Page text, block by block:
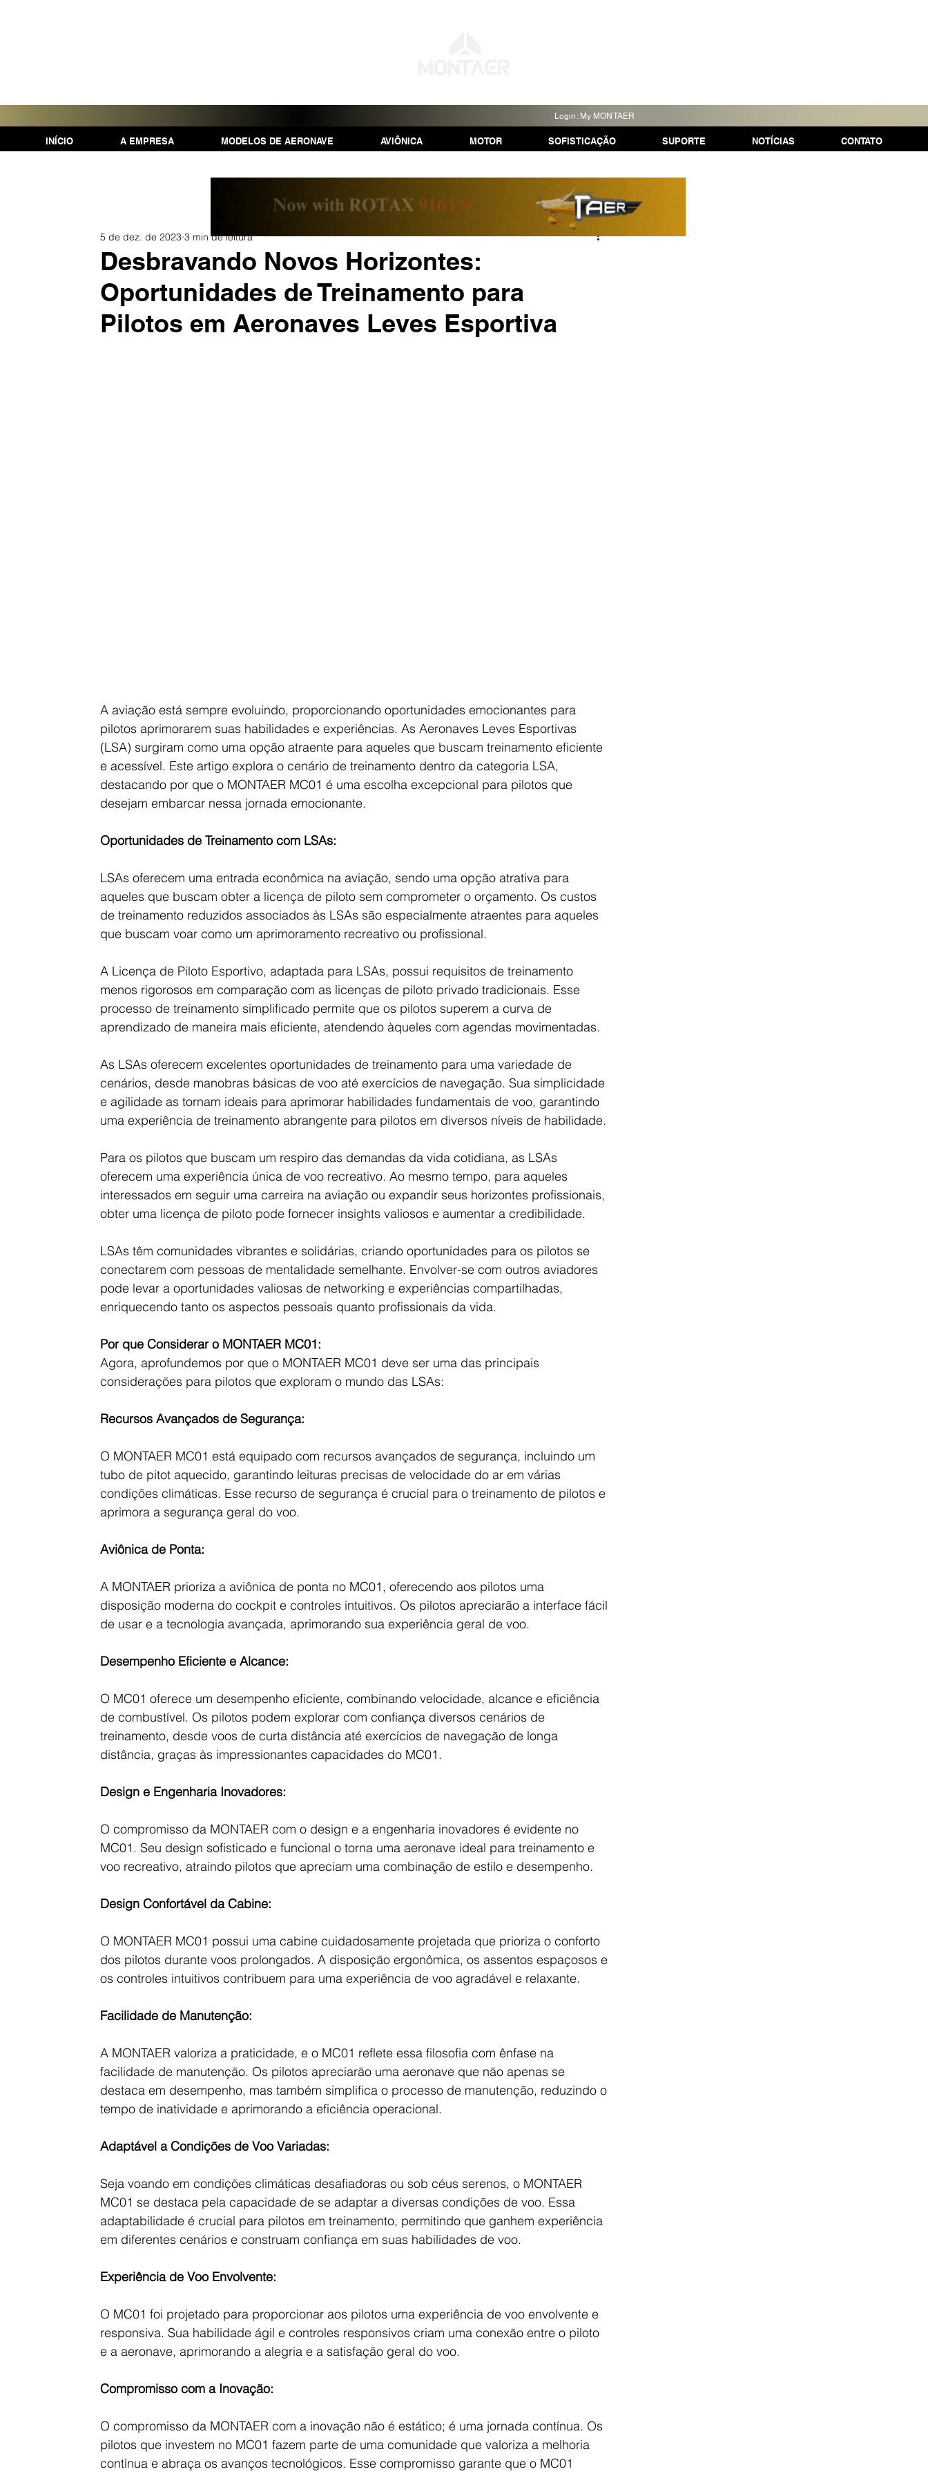
Login: My MONTAER
INÍCIO A EMPRESA MODELOS DE AERONAVE AVIÔNICA MOTOR SOFISTICAÇÃO SUPORTE NOTÍCIAS CONTATO
Desbravando Novos Horizontes:
Oportunidades de Treinamento para
Pilotos em Aeronaves Leves Esportiva
5 de dez. de 2023 3 min de leitura
A aviação está sempre evoluindo, proporcionando oportunidades emocionantes para
pilotos aprimorarem suas habilidades e experiências. As Aeronaves Leves Esportivas
(LSA) surgiram como uma opção atraente para aqueles que buscam treinamento eficiente
e acessível. Este artigo explora o cenário de treinamento dentro da categoria LSA,
destacando por que o MONTAER MC01 é uma escolha excepcional para pilotos que
desejam embarcar nessa jornada emocionante.
Oportunidades de Treinamento com LSAs:
LSAs oferecem uma entrada econômica na aviação, sendo uma opção atrativa para
aqueles que buscam obter a licença de piloto sem comprometer o orçamento. Os custos
de treinamento reduzidos associados às LSAs são especialmente atraentes para aqueles
que buscam voar como um aprimoramento recreativo ou profissional.
A Licença de Piloto Esportivo, adaptada para LSAs, possui requisitos de treinamento
menos rigorosos em comparação com as licenças de piloto privado tradicionais. Esse
processo de treinamento simplificado permite que os pilotos superem a curva de
aprendizado de maneira mais eficiente, atendendo àqueles com agendas movimentadas.
As LSAs oferecem excelentes oportunidades de treinamento para uma variedade de
cenários, desde manobras básicas de voo até exercícios de navegação. Sua simplicidade
e agilidade as tornam ideais para aprimorar habilidades fundamentais de voo, garantindo
uma experiência de treinamento abrangente para pilotos em diversos níveis de habilidade.
Para os pilotos que buscam um respiro das demandas da vida cotidiana, as LSAs
oferecem uma experiência única de voo recreativo. Ao mesmo tempo, para aqueles
interessados em seguir uma carreira na aviação ou expandir seus horizontes profissionais,
obter uma licença de piloto pode fornecer insights valiosos e aumentar a credibilidade.
LSAs têm comunidades vibrantes e solidárias, criando oportunidades para os pilotos se
conectarem com pessoas de mentalidade semelhante. Envolver-se com outros aviadores
pode levar a oportunidades valiosas de networking e experiências compartilhadas,
enriquecendo tanto os aspectos pessoais quanto profissionais da vida.
Por que Considerar o MONTAER MC01:
Agora, aprofundemos por que o MONTAER MC01 deve ser uma das principais
considerações para pilotos que exploram o mundo das LSAs:
Recursos Avançados de Segurança:
O MONTAER MC01 está equipado com recursos avançados de segurança, incluindo um
tubo de pitot aquecido, garantindo leituras precisas de velocidade do ar em várias
condições climáticas. Esse recurso de segurança é crucial para o treinamento de pilotos e
aprimora a segurança geral do voo.
Aviônica de Ponta:
A MONTAER prioriza a aviônica de ponta no MC01, oferecendo aos pilotos uma
disposição moderna do cockpit e controles intuitivos. Os pilotos apreciarão a interface fácil
de usar e a tecnologia avançada, aprimorando sua experiência geral de voo.
Desempenho Eficiente e Alcance:
O MC01 oferece um desempenho eficiente, combinando velocidade, alcance e eficiência
de combustível. Os pilotos podem explorar com confiança diversos cenários de
treinamento, desde voos de curta distância até exercícios de navegação de longa
distância, graças às impressionantes capacidades do MC01.
Design e Engenharia Inovadores:
O compromisso da MONTAER com o design e a engenharia inovadores é evidente no
MC01. Seu design sofisticado e funcional o torna uma aeronave ideal para treinamento e
voo recreativo, atraindo pilotos que apreciam uma combinação de estilo e desempenho.
Design Confortável da Cabine:
O MONTAER MC01 possui uma cabine cuidadosamente projetada que prioriza o conforto
dos pilotos durante voos prolongados. A disposição ergonômica, os assentos espaçosos e
os controles intuitivos contribuem para uma experiência de voo agradável e relaxante.
Facilidade de Manutenção:
A MONTAER valoriza a praticidade, e o MC01 reflete essa filosofia com ênfase na
facilidade de manutenção. Os pilotos apreciarão uma aeronave que não apenas se
destaca em desempenho, mas também simplifica o processo de manutenção, reduzindo o
tempo de inatividade e aprimorando a eficiência operacional.
Adaptável a Condições de Voo Variadas:
Seja voando em condições climáticas desafiadoras ou sob céus serenos, o MONTAER
MC01 se destaca pela capacidade de se adaptar a diversas condições de voo. Essa
adaptabilidade é crucial para pilotos em treinamento, permitindo que ganhem experiência
em diferentes cenários e construam confiança em suas habilidades de voo.
Experiência de Voo Envolvente:
O MC01 foi projetado para proporcionar aos pilotos uma experiência de voo envolvente e
responsiva. Sua habilidade ágil e controles responsivos criam uma conexão entre o piloto
e a aeronave, aprimorando a alegria e a satisfação geral do voo.
Compromisso com a Inovação:
O compromisso da MONTAER com a inovação não é estático; é uma jornada contínua. Os
pilotos que investem no MC01 fazem parte de uma comunidade que valoriza a melhoria
contínua e abraça os avanços tecnológicos. Esse compromisso garante que o MC01